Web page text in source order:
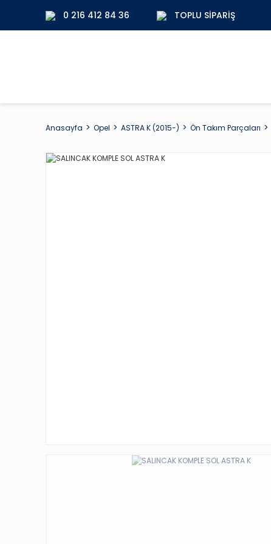
0 216 412 84 36 TOPLU SIPARIŞ
Anasayfa Opel ASTRA K (2015-) Ön Takım Parçaları